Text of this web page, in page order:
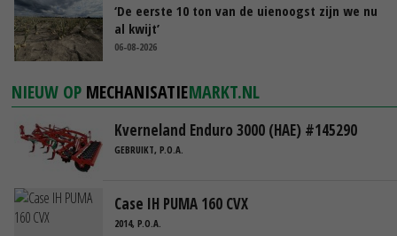
‘De eerste 10 ton van de uienoogst zijn we nu
al kwijt’
06-08-2026
NIEUW OP MECHANISATIEMARKT.NL
Kverneland Enduro 3000 (HAE) #145290
GEBRUIKT, P.O.A.
Case IH PUMA 160 CVX
2014, P.O.A.